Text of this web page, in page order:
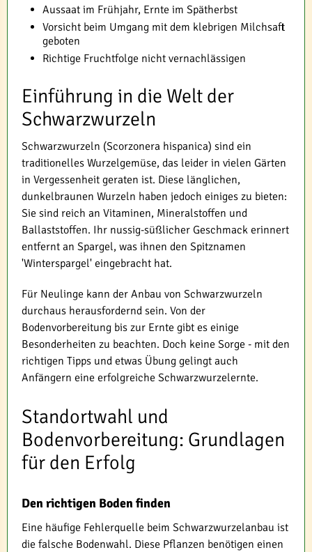
Aussaat im Frühjahr, Ernte im Spätherbst
Vorsicht beim Umgang mit dem klebrigen Milchsaft
geboten
Richtige Fruchtfolge nicht vernachlässigen
Einführung in die Welt der
Schwarzwurzeln
Schwarzwurzeln (Scorzonera hispanica) sind ein
traditionelles Wurzelgemüse, das leider in vielen Gärten
in Vergessenheit geraten ist. Diese länglichen,
dunkelbraunen Wurzeln haben jedoch einiges zu bieten:
Sie sind reich an Vitaminen, Mineralstoffen und
Ballaststoffen. Ihr nussig-süßlicher Geschmack erinnert
entfernt an Spargel, was ihnen den Spitznamen
'Winterspargel' eingebracht hat.
Für Neulinge kann der Anbau von Schwarzwurzeln
durchaus herausfordernd sein. Von der
Bodenvorbereitung bis zur Ernte gibt es einige
Besonderheiten zu beachten. Doch keine Sorge - mit den
richtigen Tipps und etwas Übung gelingt auch
Anfängern eine erfolgreiche Schwarzwurzelernte.
Standortwahl und
Bodenvorbereitung: Grundlagen
für den Erfolg
Den richtigen Boden finden
Eine häufige Fehlerquelle beim Schwarzwurzelanbau ist
die falsche Bodenwahl. Diese Pflanzen benötigen einen